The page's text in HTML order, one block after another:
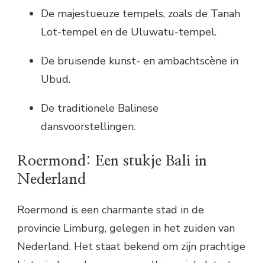
De majestueuze tempels, zoals de Tanah
Lot-tempel en de Uluwatu-tempel.
De bruisende kunst- en ambachtscène in
Ubud.
De traditionele Balinese
dansvoorstellingen.
Roermond: Een stukje Bali in
Nederland
Roermond is een charmante stad in de
provincie Limburg, gelegen in het zuiden van
Nederland. Het staat bekend om zijn prachtige